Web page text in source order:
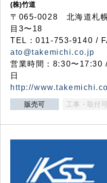
(株)竹道
〒065-0028 北海道札
目3〜18
TEL：011-753-9140 /
ato@takemichi.co.jp
営業時間：8:30〜17:30
日
http://
販売可 工事・取付可